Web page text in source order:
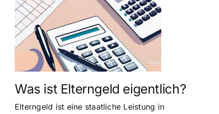
Was ist Elterngeld eigentlich?
Elterngeld ist eine staatliche Leistung in